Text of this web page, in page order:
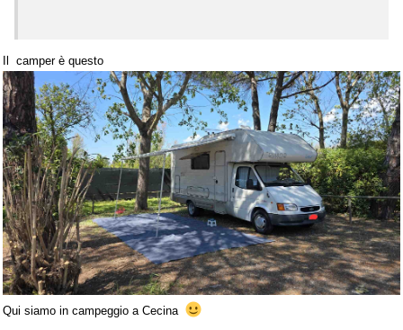
Il camper è questo
Qui siamo in campeggio a Cecina